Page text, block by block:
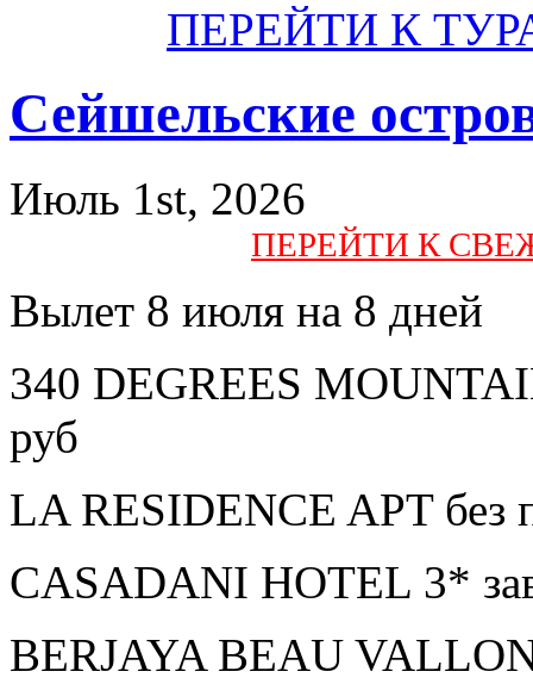
ПЕРЕЙТИ К
Сейшельские
Июль 1st, 2026
ПЕРЕЙТИ К
Вылет 8 июля на 8 дней
340 DEGREES
руб
LA RESIDENCE APT без
CASADANI HOTEL 3*
BERJAYA BEAU